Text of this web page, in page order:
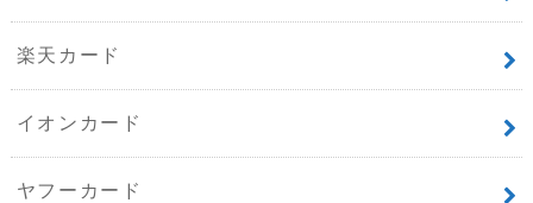
楽天カード
イオンカード
ヤフーカード